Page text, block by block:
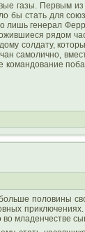
газы. Первым из
бы стать для
лишь генерал
рядом
солдату,
самолично,
половины
младенчестве